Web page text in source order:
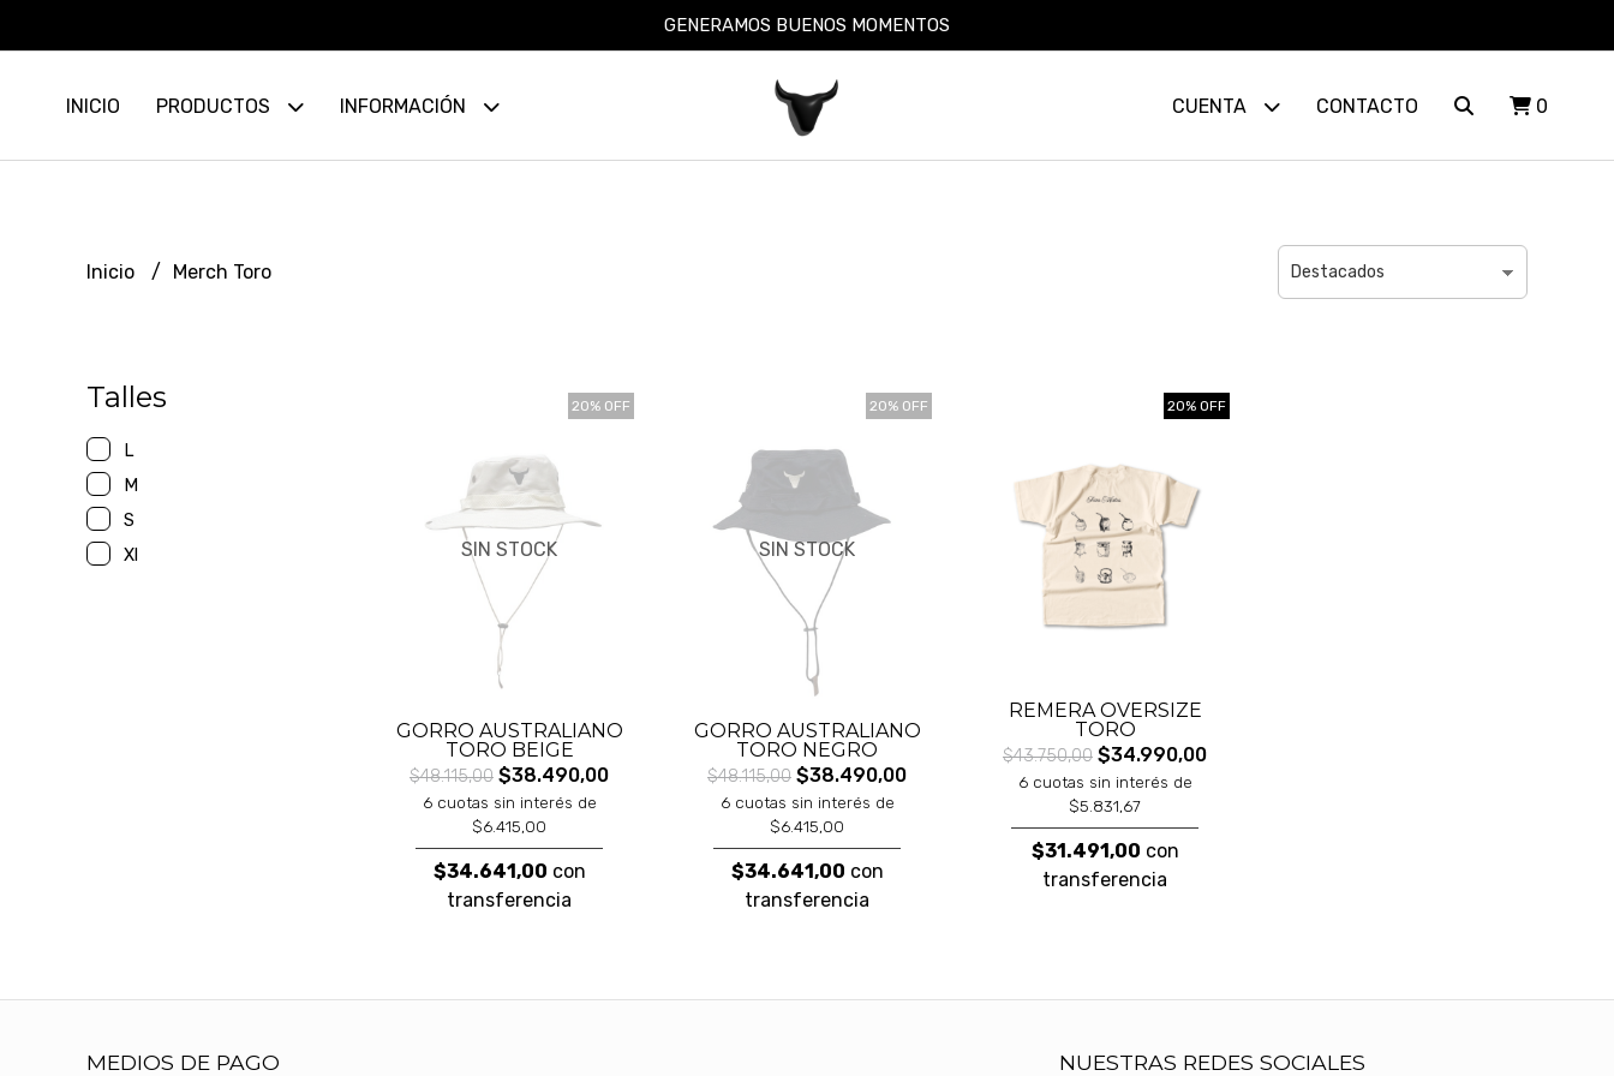
GENERAMOS BUENOS MOMENTOS
INICIO PRODUCTOS INFORMACIÓN CUENTA CONTACTO 0
Inicio Merch Toro
Talles
L
M
S
Xl
20% OFF
SIN STOCK
GORRO AUSTRALIANO
TORO BEIGE
$48.115,00 $38.490,00
6 cuotas sin interés de
$6.415,00
$34.641,00 con
transferencia
20% OFF
SIN STOCK
GORRO AUSTRALIANO
TORO NEGRO
$48.115,00 $38.490,00
6 cuotas sin interés de
$6.415,00
$34.641,00 con
transferencia
20% OFF
REMERA OVERSIZE
TORO
$43.750,00 $34.990,00
6 cuotas sin interés de
$5.831,67
$31.491,00 con
transferencia
MEDIOS DE PAGO NUESTRAS REDES SOCIALES